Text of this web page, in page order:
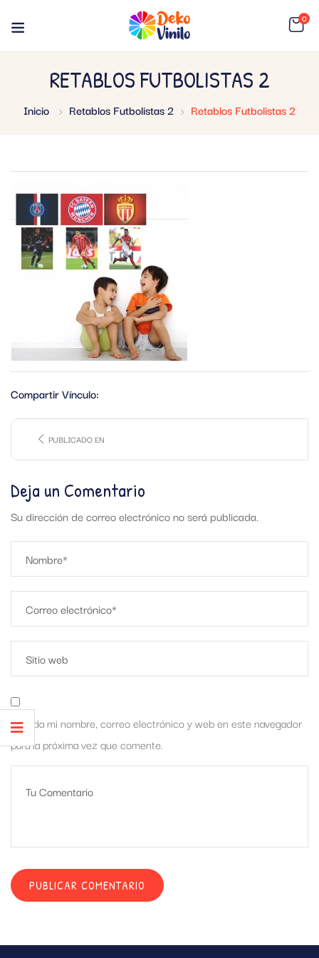
0
RETABLOS FUTBOLISTAS 2
Inicio Retablos Futbolistas 2 Retablos Futbolistas 2
Compartir Vínculo:
PUBLICADO EN
Deja un Comentario
Su dirección de correo electrónico no será publicada.
Guarda mi nombre, correo electrónico y web en este navegador
para la próxima vez que comente.